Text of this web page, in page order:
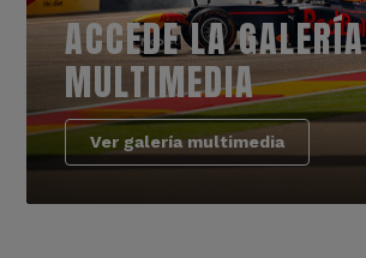
ACCEDE LA GALERÍA
MULTIMEDIA
Ver galería multimedia